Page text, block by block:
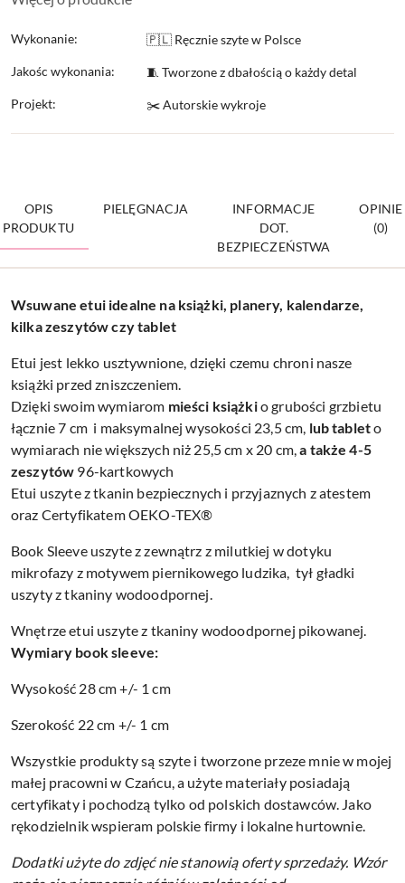
Wykonanie: 🇵🇱 Ręcznie szyte w Polsce
Jakośc wykonania: 🧵 Tworzone z dbałością o każdy detal
Projekt: ✂️ Autorskie wykroje
OPIS
PRODUKTU
PIELĘGNACJA
INFORMACJE
DOT.
BEZPIECZEŃSTWA
OPINIE
(0)
Wsuwane etui idealne na książki, planery, kalendarze,
kilka zeszytów czy tablet
Etui jest lekko usztywnione, dzięki czemu chroni nasze
książki przed zniszczeniem.
Dzięki swoim wymiarom mieści książkio grubości grzbietu
łącznie 7 cm i maksymalnej wysokości 23,5 cm, lub tableto
wymiarach nie większych niż 25,5 cm x 20 cm,a także 4-5
zeszytów 96-kartkowych
Etui uszyte z tkanin bezpiecznych i przyjaznych z atestem
oraz Certyfikatem OEKO-TEX®
Book Sleeve uszyte z zewnątrz z milutkiej w dotyku
mikrofazy z motywem piernikowego ludzika, tył gładki
uszyty z tkaniny wodoodpornej.
Wnętrze etui uszyte z tkaniny wodoodpornej pikowanej.
Wymiary book sleeve:
Wysokość 28 cm +/- 1 cm
Szerokość 22 cm +/- 1 cm
Wszystkie produkty są szyte i tworzone przeze mnie w mojej
małej pracowni w Czańcu, a użyte materiały posiadają
certyfikaty i pochodzą tylko od polskich dostawców. Jako
rękodzielnik wspieram polskie firmy i lokalne hurtownie.
Dodatki użyte do zdjęć nie stanowią oferty sprzedaży. Wzór